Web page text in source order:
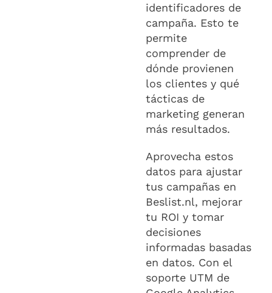
identificadores de
campaña. Esto te
permite
comprender de
dónde provienen
los clientes y qué
tácticas de
marketing generan
más resultados.
Aprovecha estos
datos para ajustar
tus campañas en
Beslist.nl, mejorar
tu ROI y tomar
decisiones
informadas basadas
en datos. Con el
soporte UTM de